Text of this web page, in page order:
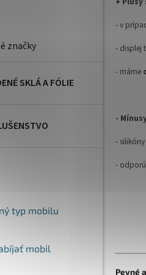
značky
SKLÁ A FÓLIE
typ mobilu
mobil
- v
- displej
- máme
-
-
-
Pevné